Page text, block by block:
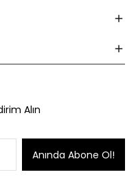
Alın
Anında Abone Ol!